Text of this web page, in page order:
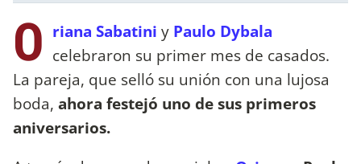
O riana Sabatini y Paulo Dybala
celebraron su primer mes de casados.
La pareja, que selló su unión con una lujosa
boda, ahora festejó uno de sus primeros
aniversarios.